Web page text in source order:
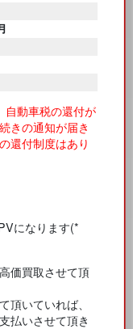
自動車税の還付が
きの通知が届き
還付制度はあり
になります(*
価買取させて頂
頂いていれば、
払いさせて頂き